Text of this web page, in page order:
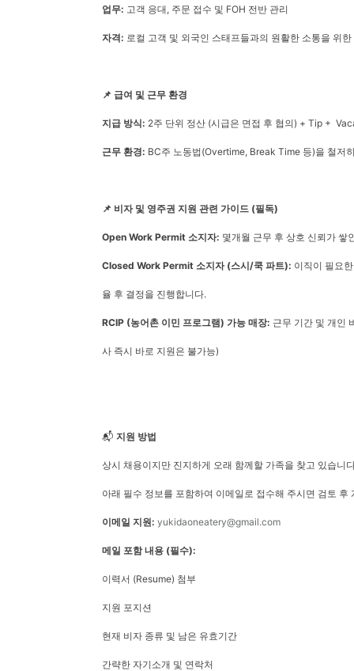
업무: 고객 응대, 주문 접수 및 FOH 전반 관리
자격: 로컬 고객 및 외국인 스태프들과의 원활한 소통을 위한
📌 급여 및 근무 환경
지급 방식: 2주 단위 정산 (시급은 면접 후 협의) + Tip +
근무 환경: BC주 노동법(Overtime, Break Time 등)을 철저
📌 비자 및 영주권 지원 관련 가이드 (필독)
Open Work Permit 소지자: 몇개월 근무 후 상호 신뢰가
Closed Work Permit 소지자 (스시/쿡 파트): 이직이 필요
율 후 결정을 진행합니다.
RCIP (농어촌 이민 프로그램) 가능 매장: 근무 기간 및 개인
사 즉시 바로 지원은 불가능)
📬 지원 방법
상시 채용이지만 진지하게 오래 함께할 가족을 찾고 있습니
아래 필수 정보를 포함하여 이메일로 접수해 주시면 검토 후
이메일 지원: yukidaoneatery@gmail.com
메일 포함 내용 (필수):
이력서 (Resume) 첨부
지원 포지션
현재 비자 종류 및 남은 유효기간
간략한 자기소개 및 연락처